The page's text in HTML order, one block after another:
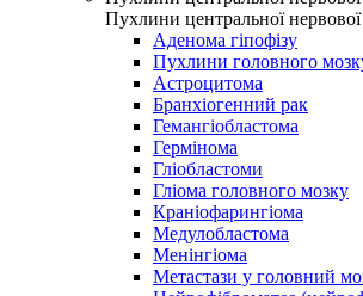
Пухлини центральної
Аденома гіпофізу
Пухлини головного
Астроцитома
Бранхіогенний рак
Гемангіобластома
Гермінома
Гліобластоми
Гліома головного мозку
Краніофарингіома
Медулобластома
Менінгіома
Метастази у головний